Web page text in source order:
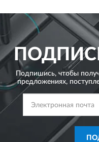
Подпишись, чтобы
предложениях,